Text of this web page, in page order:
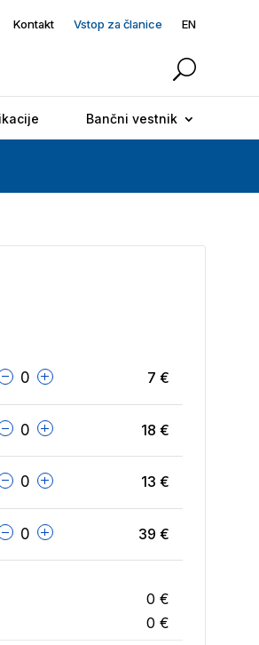
Kontakt Vstop za članice EN
Bančni vestnik
0 7 €
0 18 €
0 13 €
0 39 €
0 €
0 €